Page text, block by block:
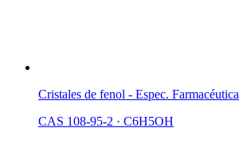
Cristales de fenol - Espec. Farmacéutica
CAS 108-95-2 · C6H5OH